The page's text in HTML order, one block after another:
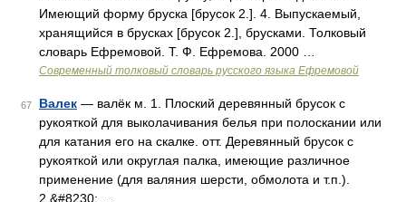
Имеющий форму бруска [брусок 2.]. 4. Выпускаемый,
хранящийся в брусках [брусок 2.], брусками. Толковый
словарь Ефремовой. Т. Ф. Ефремова. 2000 …
Современный толковый словарь русского языка Ефремовой
67 Валек — валёк м. 1. Плоский деревянный брусок с
рукояткой для выколачивания белья при полоскании или
для катания его на скалке. отт. Деревянный брусок с
рукояткой или округлая палка, имеющие различное
применение (для валяния шерсти, обмолота и т.п.).
2.&#8230; …